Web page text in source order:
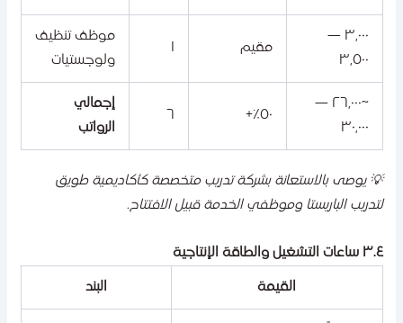
٣,٠٠٠ —
٣,٥٠٠
مقيم
موظف تنظيف
ولوجستيات
~٢٦,٠٠٠ —
٣٠,٠٠٠
إجمالي
الرواتب
يوصى بالاستعانة بشركة تدريب متخصصة كأكاديمية طويق
الباريستا وموظفي الخدمة قبيل الافتتاح.
القيمة